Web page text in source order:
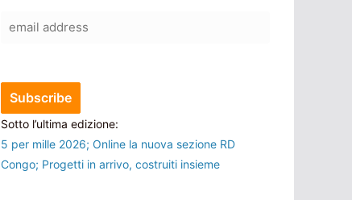
Sotto l’ultima edizione:
5 per mille 2026; Online la nuova sezione RD
Congo; Progetti in arrivo, costruiti insieme